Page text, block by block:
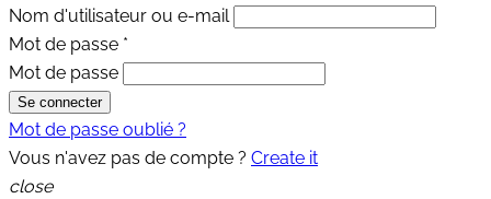
Nom d'utilisateur ou e-mail
Mot de passe *
Mot de passe
Se connecter
Mot de passe oublié ?
Vous n'avez pas de compte ? Create it
close